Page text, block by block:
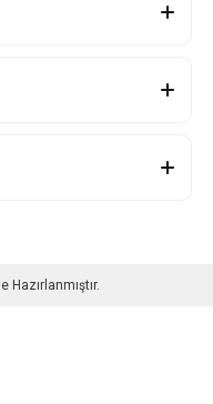
Hazırlanmıştır.